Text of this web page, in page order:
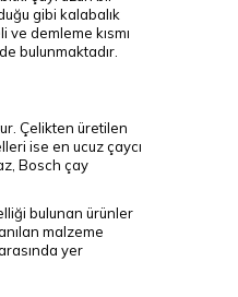
gibi kalabalık
demleme kısmı
bulunmaktadır.
Çelikten üretilen
ise en ucuz çaycı
Bosch çay
bulunan ürünler
malzeme
yer